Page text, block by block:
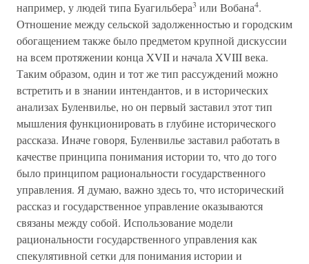
например, у людей типа Буагильбера3 или Вобана4.
Отношение между сельской задолженностью и городским
обогащением также было предметом крупной дискуссии
на всем протяжении конца XVII и начала XVIII века.
Таким образом, один и тот же тип рассуждений можно
встретить и в знании интендантов, и в исторических
анализах Буленвилье, но он первый заставил этот тип
мышления функционировать в глубине исторического
рассказа. Иначе говоря, Буленвилье заставил работать в
качестве принципа понимания истории то, что до того
было принципом рациональности государственного
управления. Я думаю, важно здесь то, что исторический
рассказ и государственное управление оказываются
связаны между собой. Использование модели
рациональности государственного управления как
спекулятивной сетки для понимания истории и